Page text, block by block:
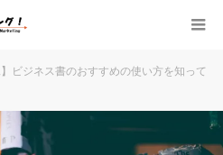
】ビジネス書のおすすめの使い方を知って